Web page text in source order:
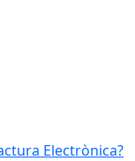
Electrònica?